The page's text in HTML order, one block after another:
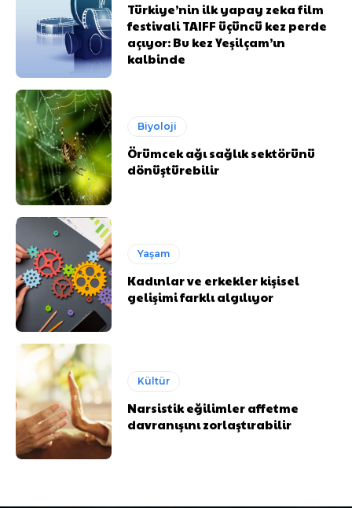
Türkiye’nin ilk yapay zeka film
festivali TAIFF üçüncü kez perde
açıyor: Bu kez Yeşilçam’ın
kalbinde
Biyoloji
Örümcek ağı sağlık sektörünü
dönüştürebilir
Yaşam
Kadınlar ve erkekler kişisel
gelişimi farklı algılıyor
Kültür
Narsistik eğilimler affetme
davranışını zorlaştırabilir